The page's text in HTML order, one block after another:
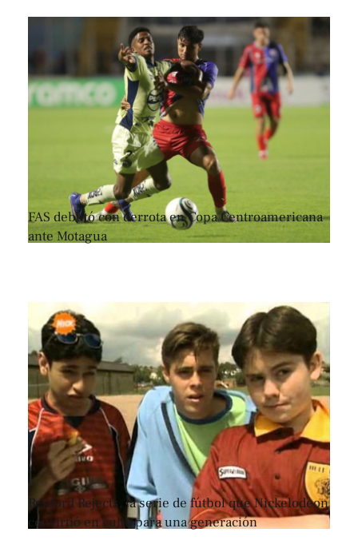
FAS debutó con derrota en Copa Centroamericana
ante Motagua
Renford Rejects, la serie de fútbol que Nickelodeon
convirtió en culto para una generación